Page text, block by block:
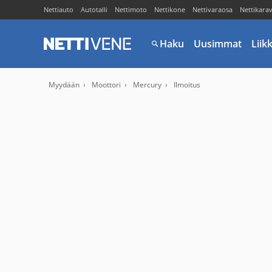
Nettiauto Autotalli Nettimoto Nettikone Nettivaraosa
Haku Uusimmat
Myydään Moottori Mercury Ilmoitus